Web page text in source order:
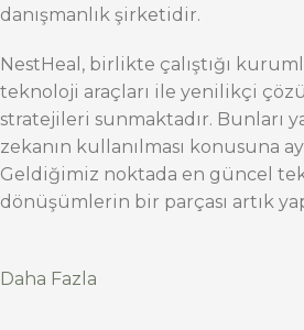
danışmanlık şirketidir.
NestHeal, birlikte çalıştığı
teknoloji araçları ile yenilikçi
stratejileri sunmaktadır. Bunları
zekanın kullanılması konusuna
Geldiğimiz noktada en güncel
dönüşümlerin bir parçası artık
Daha Fazla